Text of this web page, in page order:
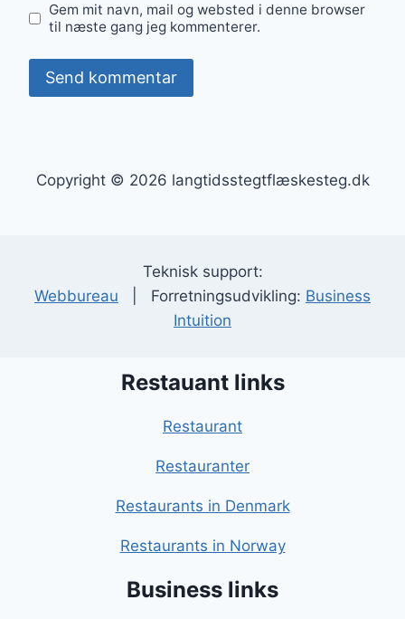
Gem mit navn, mail og websted i denne browser
til næste gang jeg kommenterer.
Copyright © 2026 langtidsstegtflæskesteg.dk
Teknisk support:
Webbureau | Forretningsudvikling: Business
Intuition
Restauant links
Restaurant
Restauranter
Restaurants in Denmark
Restaurants in Norway
Business links